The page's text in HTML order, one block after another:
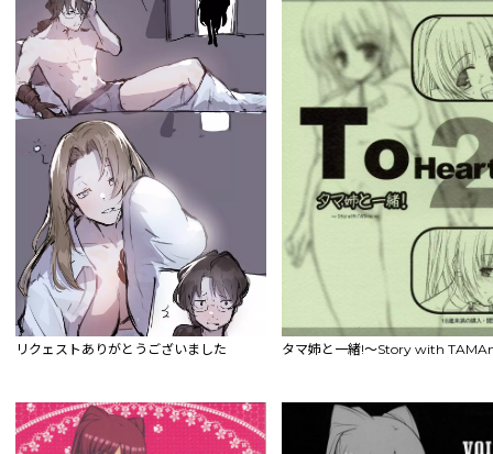
リクェストありがとうございました タマ姉と一緒!～Story with